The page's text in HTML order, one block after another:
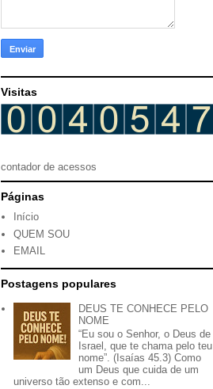
Visitas
contador de acessos
Páginas
Início
QUEM SOU
EMAIL
Postagens populares
DEUS TE CONHECE PELO
NOME
“Eu sou o Senhor, o Deus de
Israel, que te chama pelo teu
nome”. (Isaías 45.3) Como
um Deus que cuida de um
universo tão extenso e com...